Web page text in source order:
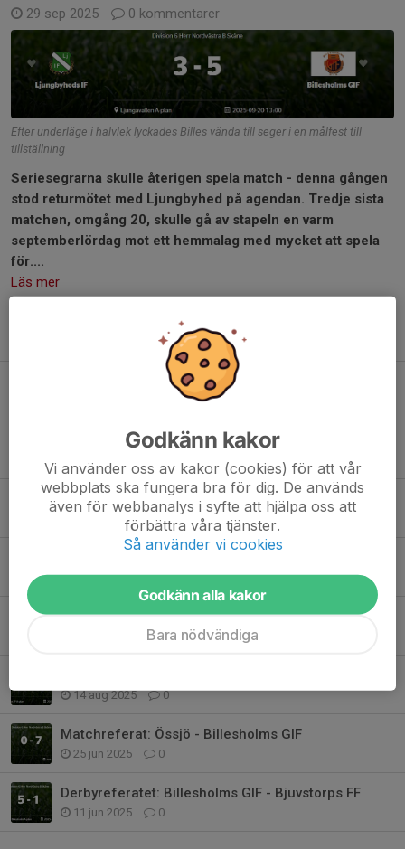
29 sep 2025 0 kommentarer
Efter underläge i halvlek lyckades Billes vända till seger i en målfest till
tillställning
Seriesegrarna skulle återigen spela match - denna gången
stod returmötet med Ljungbyhed på agendan. Tredje sista
matchen, omgång 20, skulle gå av stapeln en varm
septemberlördag mot ett hemmalag med mycket att spela
för....
Läs mer
Guldreferatet: Billesholms GIF - IF Salamis
Matchreferat: Kvidinge - Billesholms GIF
Matchreferat: Billesholms GIF - Hasslarps BK
4 sep 2025 0
2 sep 2025 0
Matchreferat: Billesholms GIF - Röstånga IS
0
14 aug 2025 0
Matchreferat: Össjö - Billesholms GIF
25 jun 2025 0
Derbyreferatet: Billesholms GIF - Bjuvstorps FF
11 jun 2025 0
Godkänn kakor
Vi använder oss av kakor (cookies) för att vår
webbplats ska fungera bra för dig. De används
även för webbanalys i syfte att hjälpa oss att
förbättra våra tjänster.
Så använder vi cookies
Godkänn alla kakor
Bara nödvändiga